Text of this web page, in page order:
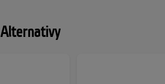
Alternativy